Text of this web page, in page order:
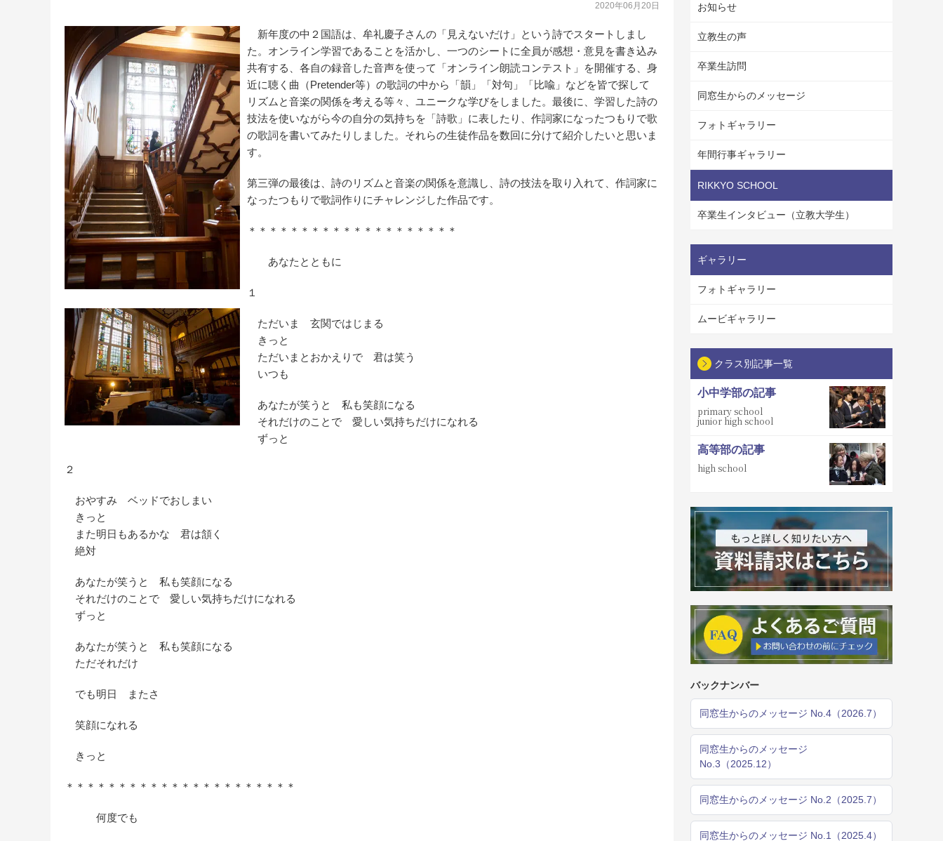
2020年06月20日
新年度の中２国語は、牟礼慶子さんの「見えないだけ」という詩でスタートしまし
た。オンライン学習であることを活かし、一つのシートに全員が感想・意見を書き込み
共有する、各自の録音した音声を使って「オンライン朗読コンテスト」を開催する、身
近に聴く曲（Pretender等）の歌詞の中から「韻」「対句」「比喩」などを皆で探して
リズムと音楽の関係を考える等々、ユニークな学びをしました。最後に、学習した詩の
技法を使いながら今の自分の気持ちを「詩歌」に表したり、作詞家になったつもりで歌
の歌詞を書いてみたりしました。それらの生徒作品を数回に分けて紹介したいと思いま
す。
第三弾の最後は、詩のリズムと音楽の関係を意識し、詩の技法を取り入れて、作詞家に
なったつもりで歌詞作りにチャレンジした作品です。
＊＊＊＊＊＊＊＊＊＊＊＊＊＊＊＊＊＊＊＊
あなたとともに
１
ただいま 玄関ではじまる
きっと
ただいまとおかえりで 君は笑う
いつも
あなたが笑うと 私も笑顔になる
それだけのことで 愛しい気持ちだけになれる
ずっと
２
おやすみ ベッドでおしまい
きっと
また明日もあるかな 君は頷く
絶対
あなたが笑うと 私も笑顔になる
それだけのことで 愛しい気持ちだけになれる
ずっと
あなたが笑うと 私も笑顔になる
ただそれだけ
でも明日 またさ
笑顔になれる
きっと
＊＊＊＊＊＊＊＊＊＊＊＊＊＊＊＊＊＊＊＊＊＊
何度でも
お知らせ
立教生の声
卒業生訪問
同窓生からのメッセージ
フォトギャラリー
年間行事ギャラリー
RIKKYO SCHOOL
卒業生インタビュー（立教大学生）
ギャラリー
フォトギャラリー
ムービギャラリー
クラス別記事一覧
小中学部の記事
primary school
junior high school
高等部の記事
high school
バックナンバー
同窓生からのメッセージ No.4（2026.7）
同窓生からのメッセージ
No.3（2025.12）
同窓生からのメッセージ No.2（2025.7）
同窓生からのメッセージ No.1（2025.4）